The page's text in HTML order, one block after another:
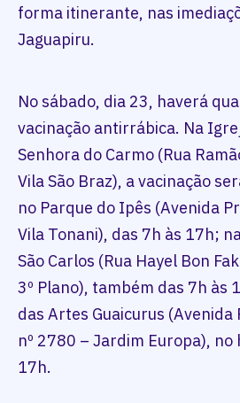
forma itinerante, nas
Jaguapiru.
No sábado, dia 23, haverá
vacinação antirrábica. Na
Senhora do Carmo (Rua
Vila São Braz), a vacinação
no Parque do Ipês (Avenida
Vila Tonani), das 7h às 17h;
São Carlos (Rua Hayel Bon
3º Plano), também das 7h às
das Artes Guaicurus (Avenida
nº 2780 – Jardim Europa), no
17h.